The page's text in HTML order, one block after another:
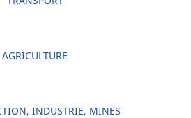
AGRICULTURE
INDUSTRIE, MINES